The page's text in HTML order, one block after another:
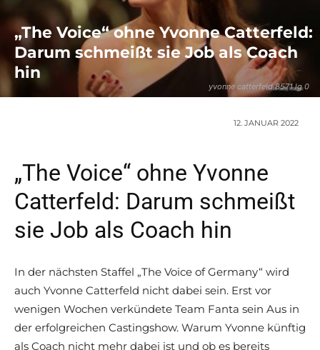
yvonne catterfeld 8571 lg 0
„The Voice“ ohne Yvonne Catterfeld:
Darum schmeißt sie Job als Coach
hin
12. JANUAR 2022
„The Voice“ ohne Yvonne
Catterfeld: Darum schmeißt
sie Job als Coach hin
In der nächsten Staffel „The Voice of Germany“ wird
auch Yvonne Catterfeld nicht dabei sein. Erst vor
wenigen Wochen verkündete Team Fanta sein Aus in
der erfolgreichen Castingshow. Warum Yvonne künftig
als Coach nicht mehr dabei ist und ob es bereits